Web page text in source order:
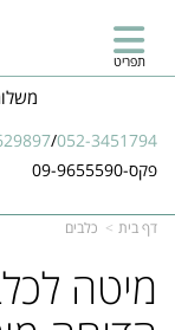
משלוח
/052-3451794
פקס-09-9655590
תפריט
דף בית כלבים
מיטה